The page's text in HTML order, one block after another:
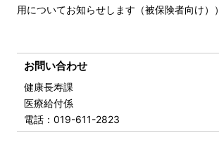
用についてお知らせします（被保険者向け））
お問い合わせ
健康長寿課
医療給付係
電話 ：019-611-2823